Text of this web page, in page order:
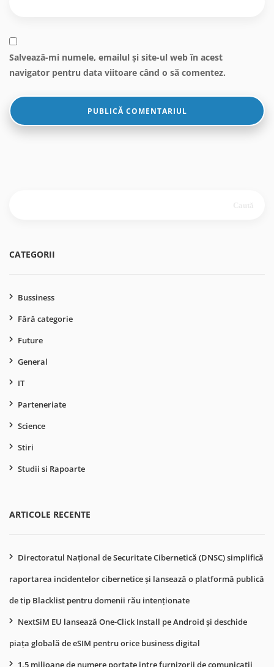
Salvează-mi numele, emailul și site-ul web în acest
navigator pentru data viitoare când o să comentez.
CATEGORII
Bussiness
Fără categorie
Future
General
IT
Parteneriate
Science
Stiri
Studii si Rapoarte
ARTICOLE RECENTE
Directoratul Național de Securitate Cibernetică (DNSC) simplifică
raportarea incidentelor cibernetice și lansează o platformă publică
de tip Blacklist pentru domenii rău intenționate
NextSiM EU lansează One-Click Install pe Android și deschide
piața globală de eSIM pentru orice business digital
1,5 milioane de numere portate intre furnizorii de comunicatii